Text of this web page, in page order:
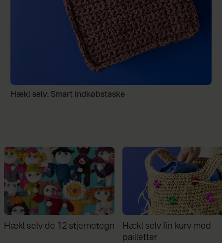
Hækl selv: Smart indkøbstaske
Hækl selv fin kurv med
Familie bor på 30 kvm:
giver stor frihed ikke at